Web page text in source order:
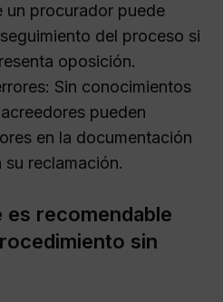
un procurador puede
del proceso si
oposición.
Sin conocimientos
pueden
en la documentación
su reclamación.
es recomendable
sin